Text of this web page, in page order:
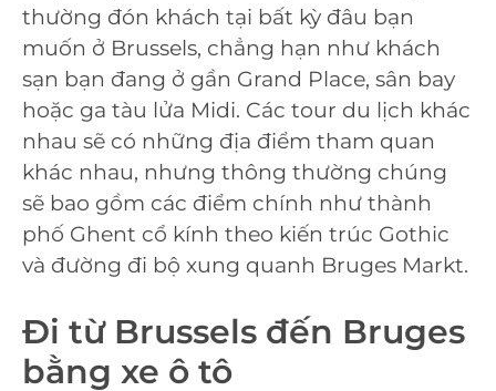
thường đón khách tại bất kỳ đâu bạn
muốn ở Brussels, chẳng hạn như khách
sạn bạn đang ở gần Grand Place, sân bay
hoặc ga tàu lửa Midi. Các tour du lịch khác
nhau sẽ có những địa điểm tham quan
khác nhau, nhưng thông thường chúng
sẽ bao gồm các điểm chính như thành
phố Ghent cổ kính theo kiến trúc Gothic
và đường đi bộ xung quanh Bruges Markt.
Đi từ Brussels đến Bruges
bằng xe ô tô